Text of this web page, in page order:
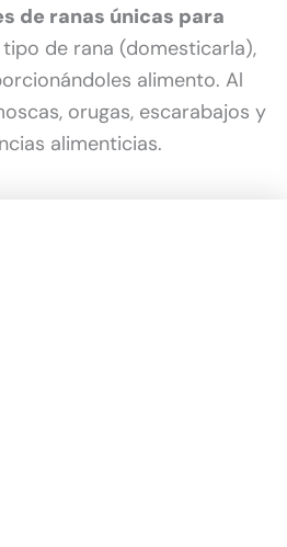
de ranas únicas para
de rana (domesticarla),
alimento. Al
orugas, escarabajos y
alimenticias.